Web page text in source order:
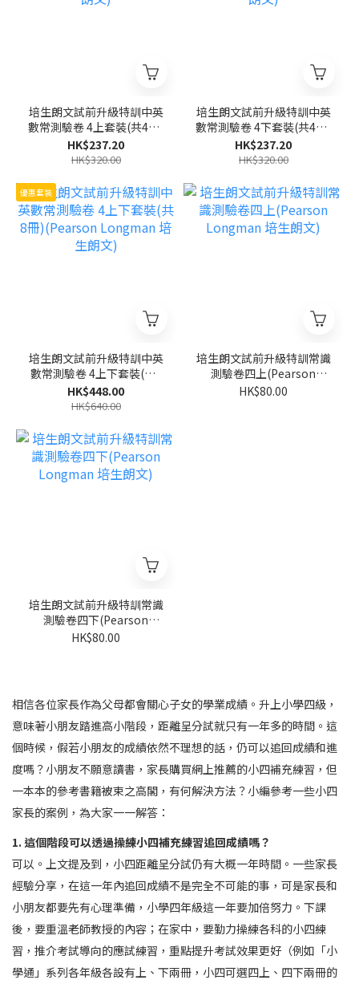
培生朗文試前升級特訓中英
數常測驗卷 4上套裝(共4冊)
(Pearson Longman 培生
朗文)
HK$237.20
HK$320.00
培生朗文試前升級特訓中英
數常測驗卷 4下套裝(共4冊)
(Pearson Longman 培生
朗文)
HK$237.20
HK$320.00
優惠套裝
培生朗文試前升級特訓中英
數常測驗卷 4上下套裝(共8
冊)(Pearson Longman 培
生朗文)
HK$448.00
HK$640.00
培生朗文試前升級特訓常識
測驗卷四上(Pearson
Longman 培生朗文)
HK$80.00
培生朗文試前升級特訓常識
測驗卷四下(Pearson
Longman 培生朗文)
HK$80.00
相信各位家長作為父母都會關心子女的學業成績。升上小學四級，
意味著小朋友踏進高小階段，距離呈分試就只有一年多的時間。這
個時候，假若小朋友的成績依然不理想的話，仍可以追回成績和進
度嗎？小朋友不願意讀書，家長購買網上推薦的小四補充練習，但
一本本的參考書籍被束之高閣，有何解決方法？小編參考一些小四
家長的案例，為大家一一解答：
1. 這個階段可以透過操練小四補充練習追回成績嗎？
可以。上文提及到，小四距離呈分試仍有大概一年時間。一些家長
經驗分享，在這一年內追回成績不是完全不可能的事，可是家長和
小朋友都要先有心理準備，小學四年級這一年要加倍努力。下課
後，要重溫老師教授的內容；在家中，要勤力操練各科的小四練
習，推介考試導向的應試練習，重點提升考試效果更好（例如「小
學通」系列各年級各設有上、下兩冊，小四可選四上、四下兩冊的